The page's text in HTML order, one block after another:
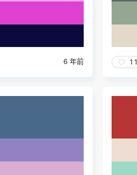
6 年前 11